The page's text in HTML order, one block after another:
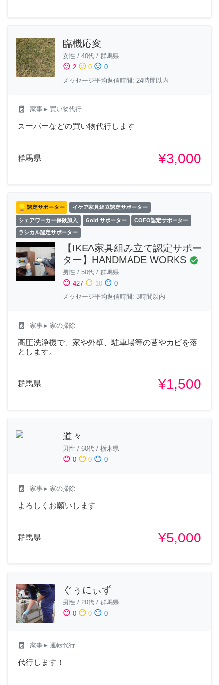
臨機応変
女性 / 40代 / 群馬県
sentiment_satisfied 2 sentiment_neutral 0 sentiment_dissatisfied 0
メッセージ平均返信時間: 24時間以内
local_laundry_service 家事 ▸ 買い物代行
スーパーなどの買い物代行します
群馬県 ¥3,000
認定サポーター イケア家具組立認定サポーター
シェアワーカー保険加入 Gold サポーター COFO認定サポーター
ラシカル認定サポーター
【IKEA家具組み立て認定サポー
ター】HANDMADE WORKS check_circle
男性 / 50代 / 群馬県
sentiment_satisfied 427 sentiment_neutral 10 sentiment_dissatisfied 0
メッセージ平均返信時間: 3時間以内
local_laundry_service 家事 ▸ 家の掃除
高圧洗浄機で、家や外壁、駐車場等の苔やカビを落
とします。
群馬県 ¥1,500
道々
男性 / 60代 / 栃木県
sentiment_satisfied 0 sentiment_neutral 0 sentiment_dissatisfied 0
local_laundry_service 家事 ▸ 家の掃除
よろしくお願いします
群馬県 ¥5,000
ぐぅにぃず
男性 / 20代 / 群馬県
sentiment_satisfied 0 sentiment_neutral 0 sentiment_dissatisfied 0
local_laundry_service 家事 ▸ 運転代行
代行します！